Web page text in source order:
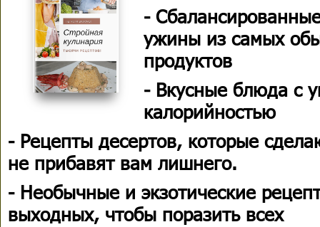
-
ужины из самых
продуктов
- Вкусные блюда с
калорийностью
- Рецепты десертов, которые
не прибавят вам лишнего.
- Необычные и экзотические
выходных, чтобы поразить всех